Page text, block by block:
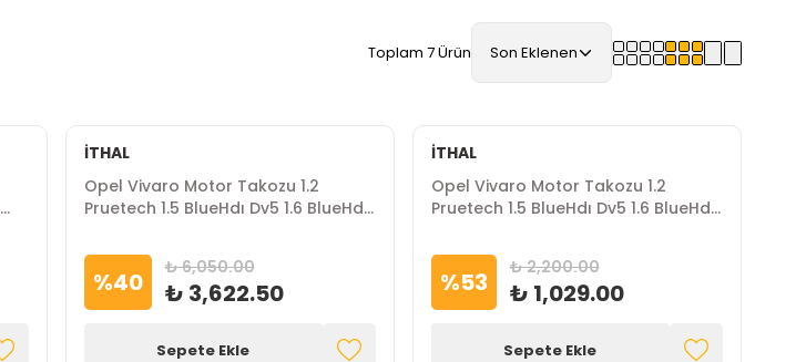
Toplam 7 Ürün Son Eklenen
İTHAL
Opel Vivaro Motor Takozu 1.2
Pruetech 1.5 BlueHdı Dv5 1.6 BlueHdı
%40 ₺ 6,050.00
₺ 3,622.50
Sepete Ekle
İTHAL
Opel Vivaro Motor Takozu 1.2
Pruetech 1.5 BlueHdı Dv5 1.6 BlueHdı
%53 ₺ 2,200.00
₺ 1,029.00
Sepete Ekle